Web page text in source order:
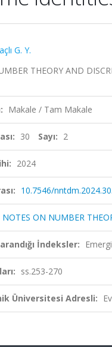
G. Y.
THEORY AND
Makale / Tam Makale
30 Sayı: 2
2024
10.7546/
NOTES ON NUMBER
İndeksler:
ss.253-270
Üniversitesi Adresli: